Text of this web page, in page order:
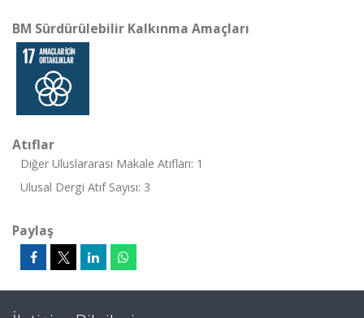
BM Sürdürülebilir Kalkınma Amaçları
Atıflar
Diğer Uluslararası Makale Atıfları: 1
Ulusal Dergi Atıf Sayısı: 3
Paylaş